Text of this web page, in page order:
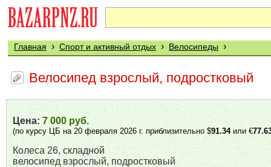
Главная › Спорт и активный отдых › Велосипеды ›
Велосипед взрослый, подростковый
Цена:7 000 руб.
(по курсу ЦБ на 20 февраля 2026 г. приблизительно $91.34или €
Колеса 26, складной
велосипед взрослый, подростковый